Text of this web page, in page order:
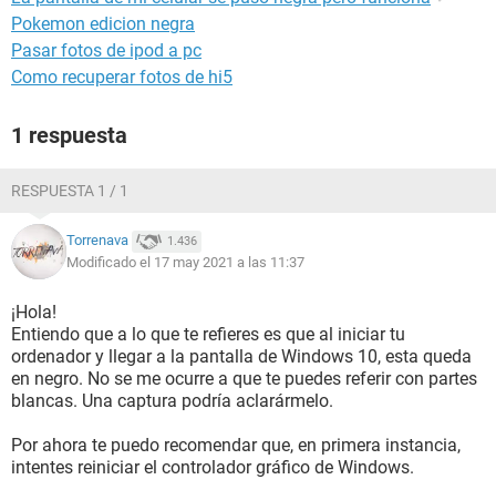
Pokemon edicion negra
Pasar fotos de ipod a pc
Como recuperar fotos de hi5
1 respuesta
RESPUESTA 1 / 1
Torrenava 1.436
Modificado el 17 may 2021 a las 11:37
¡Hola!
Entiendo que a lo que te refieres es que al iniciar tu
ordenador y llegar a la pantalla de Windows 10, esta queda
en negro. No se me ocurre a que te puedes referir con partes
blancas. Una captura podría aclarármelo.
Por ahora te puedo recomendar que, en primera instancia,
intentes reiniciar el controlador gráfico de Windows.